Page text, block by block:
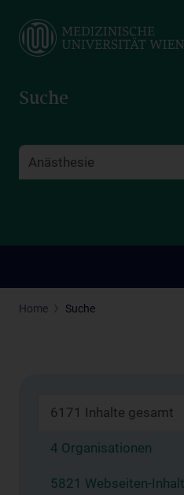
main
Suche
Home Suche
6171 Inhalte gesamt
4 Organisationen
5821 Webseiten-